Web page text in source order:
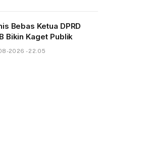
Bebas Ketua DPRD
Bikin Kaget Publik
2026 - 22.05